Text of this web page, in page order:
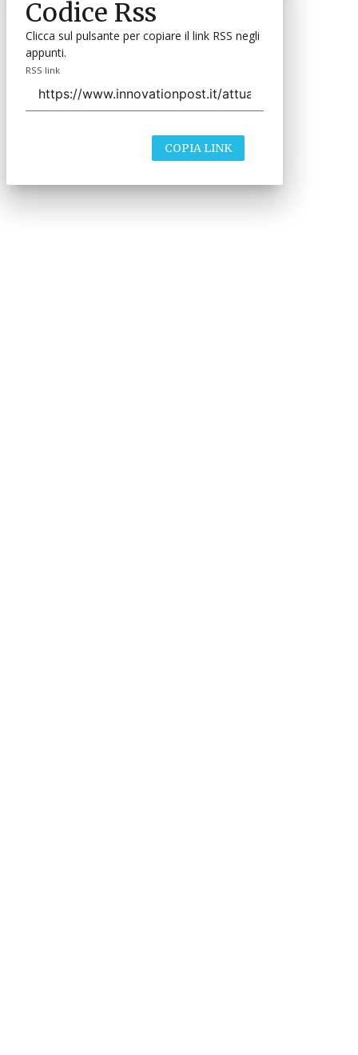
Codice Rss
Clicca sul pulsante per copiare il link RSS negli
appunti.
RSS link
COPIA LINK